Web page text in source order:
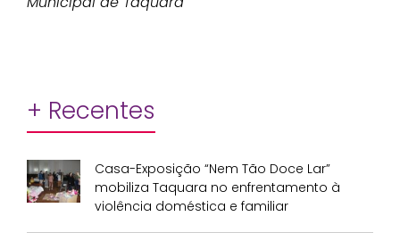
+ Recentes
Casa-Exposição “Nem Tão Doce Lar”
mobiliza Taquara no enfrentamento à
violência doméstica e familiar